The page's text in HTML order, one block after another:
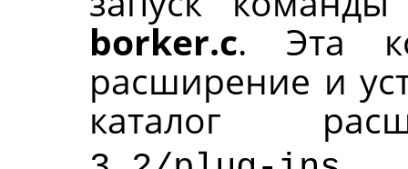
borker.c. Эта
расширение и
каталог